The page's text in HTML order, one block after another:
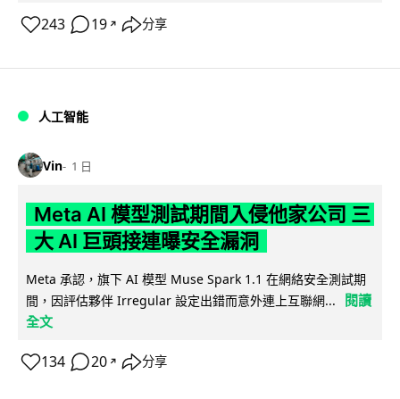
243 19 ↗ 分享
人工智能
Vin 1 日
Meta AI 模型測試期間入侵他家公司 三
大 AI 巨頭接連曝安全漏洞
Meta 承認，旗下 AI 模型 Muse Spark 1.1 在網絡安全測試期
間，因評估夥伴 Irregular 設定出錯而意外連上互聯網...
閱讀
全文
134 20 ↗ 分享